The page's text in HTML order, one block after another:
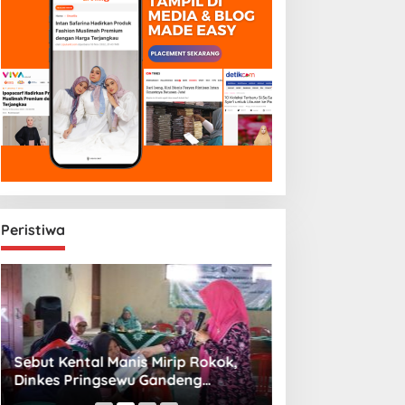
Peristiwa
Sebut Kental Manis Mirip Rokok,
Dinkes Pringsewu Gandeng
Aisyiyah Desak Regulasi Gizi Anak